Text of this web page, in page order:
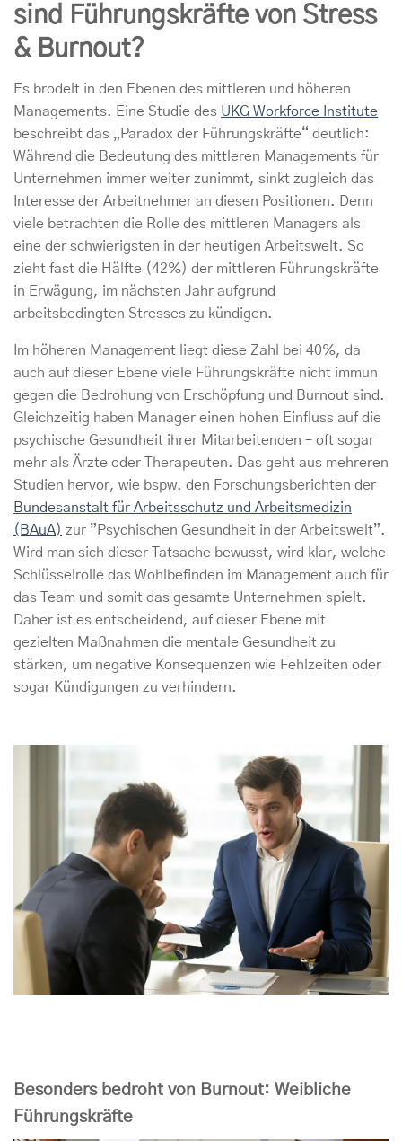
sind Führungskräfte von Stress
& Burnout?
Es brodelt in den Ebenen des mittleren und höheren
Managements. Eine Studie des UKG Workforce Institute
beschreibt das „Paradox der Führungskräfte“ deutlich:
Während die Bedeutung des mittleren Managements für
Unternehmen immer weiter zunimmt, sinkt zugleich das
Interesse der Arbeitnehmer an diesen Positionen. Denn
viele betrachten die Rolle des mittleren Managers als
eine der schwierigsten in der heutigen Arbeitswelt. So
zieht fast die Hälfte (42%) der mittleren Führungskräfte
in Erwägung, im nächsten Jahr aufgrund
arbeitsbedingten Stresses zu kündigen.
Im höheren Management liegt diese Zahl bei 40%, da
auch auf dieser Ebene viele Führungskräfte nicht immun
gegen die Bedrohung von Erschöpfung und Burnout sind.
Gleichzeitig haben Manager einen hohen Einfluss auf die
psychische Gesundheit ihrer Mitarbeitenden – oft sogar
mehr als Ärzte oder Therapeuten. Das geht aus mehreren
Studien hervor, wie bspw. den Forschungsberichten der
Bundesanstalt für Arbeitsschutz und Arbeitsmedizin
(BAuA) zur ”Psychischen Gesundheit in der Arbeitswelt”.
Wird man sich dieser Tatsache bewusst, wird klar, welche
Schlüsselrolle das Wohlbefinden im Management auch für
das Team und somit das gesamte Unternehmen spielt.
Daher ist es entscheidend, auf dieser Ebene mit
gezielten Maßnahmen die mentale Gesundheit zu
stärken, um negative Konsequenzen wie Fehlzeiten oder
sogar Kündigungen zu verhindern.
Besonders bedroht von Burnout: Weibliche
Führungskräfte